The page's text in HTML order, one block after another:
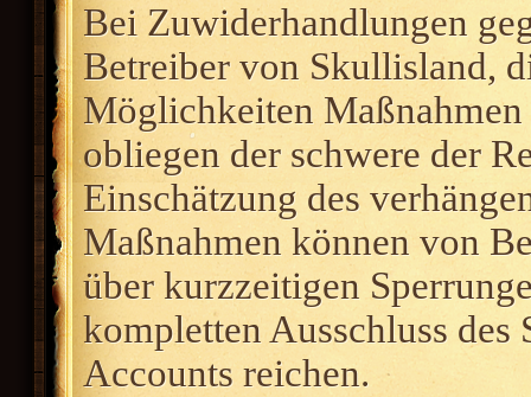
Bei Zuwiderhandlungen
Betreiber von Skullisland,
Möglichkeiten
obliegen der schwere der
Einschätzung des
Maßnahmen können von
über kurzzeitigen
kompletten Ausschluss
Accounts reichen.